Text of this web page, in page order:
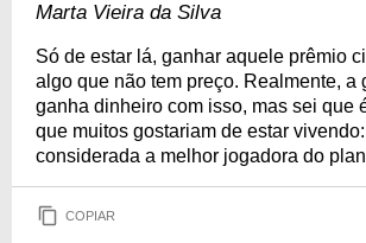
Marta Vieira da Silva
Só de estar lá, ganhar aquele prêmio
algo que não tem preço. Realmente, a
ganha dinheiro com isso, mas sei que
que muitos gostariam de estar
considerada a melhor jogadora do
COPIAR